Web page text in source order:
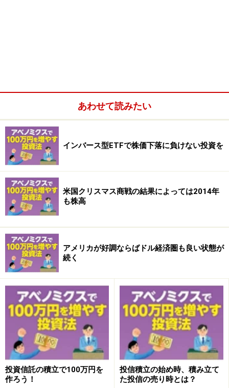
指定参加者との取引で価格を乖離させない仕組み
「市場価格が理論価格を下回っていた（売られすぎてい
た）場合には、指定参加者が保有している『受託証券』
を、出資した225銘柄の株式と交換してもらいます。そ
して、その株式を市場で売却すれば、株式を安く買って
高く売ることになるので、指定参加者は利ざやを稼ぐこ
とができ、ETFの市場価格は上がって理論価格との乖離
このようなしくみがあることで、理論価格より安い値段
や高い値段でETFを売買するリスクを回避できるので
す。ただし、海外の指数など連動するETFの場合には、
時差などの関係で、どうしても推定NAVと市場価格とが
乖離しやすいことも頭に入れておきましょう。
次ページでは、上手に活用したいユニークなETFを紹介
します
教えてくれたのは……
あわせて読みたい
インバース型ETFで株価下落に負けない投資を
米国クリスマス商戦の結果によっては2014年
も株高
アメリカが好調ならばドル経済圏も良い状態が
続く
投資信託の積立で100万円を
作ろう！
投信積立の始め時、積み立て
た投信の売り時とは？